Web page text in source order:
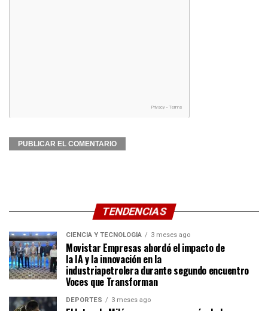
TENDENCIAS
CIENCIA Y TECNOLOGÍA 3 meses ago
Movistar Empresas abordó el impacto de
la IA y la innovación en la
industriapetrolera durante segundo encuentro
Voces que Transforman
DEPORTES 3 meses ago